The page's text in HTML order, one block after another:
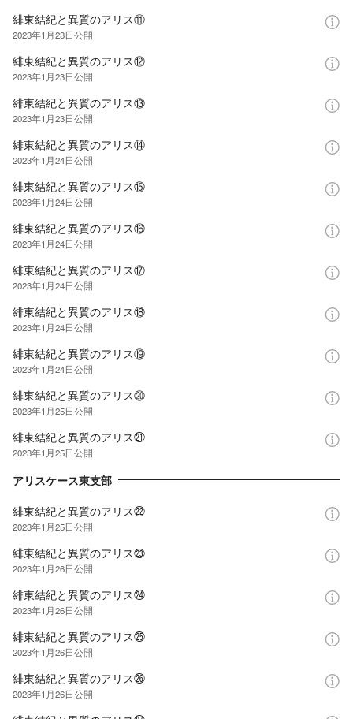
緋東結紀と異質のアリス⑪
2023年1月23日公開
緋東結紀と異質のアリス⑫
2023年1月23日公開
緋東結紀と異質のアリス⑬
2023年1月23日公開
緋東結紀と異質のアリス⑭
2023年1月24日公開
緋東結紀と異質のアリス⑮
2023年1月24日公開
緋東結紀と異質のアリス⑯
2023年1月24日公開
緋東結紀と異質のアリス⑰
2023年1月24日公開
緋東結紀と異質のアリス⑱
2023年1月24日公開
緋東結紀と異質のアリス⑲
2023年1月24日公開
緋東結紀と異質のアリス⑳
2023年1月25日公開
緋東結紀と異質のアリス㉑
2023年1月25日公開
アリスケース東支部
緋東結紀と異質のアリス㉒
2023年1月25日公開
緋東結紀と異質のアリス㉓
2023年1月26日公開
緋東結紀と異質のアリス㉔
2023年1月26日公開
緋東結紀と異質のアリス㉕
2023年1月26日公開
緋東結紀と異質のアリス㉖
2023年1月26日公開